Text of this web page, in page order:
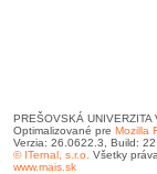
PREŠOVSKÁ UNIVERZITA
Optimalizované pre Mozilla
Verzia: 26.0622.3, Build:
© ITernal, s.r.o. Všetky
www.mais.sk